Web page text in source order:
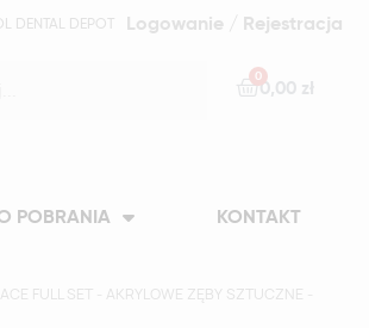
DEPOT Logowanie / Rejestracja
0,00 zł
POBRANIA KONTAKT
FULL SET - AKRYLOWE ZĘBY SZTUCZNE -